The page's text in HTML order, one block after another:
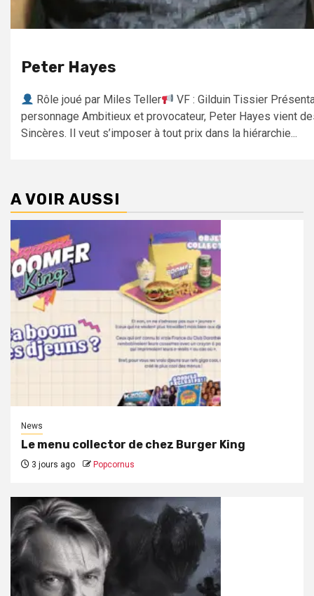
Peter Hayes
Rôle joué par Miles Teller
VF : Gilduin Tissier
personnage Ambitieux et provocateur, Peter Hayes vient
Sincères. Il veut s’imposer à tout prix dans la hiérarchie...
A VOIR AUSSI
News
Le menu collector de chez Burger King
3 jours ago Popcornus